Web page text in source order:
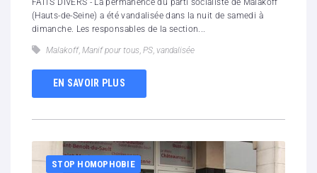
FAITS DIVERS - La permanence du parti socialiste de Malakoff
(Hauts-de-Seine) a été vandalisée dans la nuit de samedi à
dimanche. Les responsables de la section...
Malakoff, Manif pour tous, PS, vandalisée
EN SAVOIR PLUS
STOP HOMOPHOBIE